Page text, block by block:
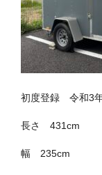
初度登録 令和3
長さ 431cm
幅 235cm